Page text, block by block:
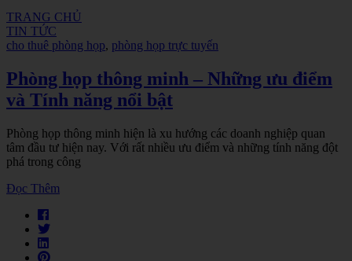
TRANG CHỦ
TIN TỨC
cho thuê phòng họp, phòng họp trực tuyến
Phòng họp thông minh – Những ưu điểm
và Tính năng nổi bật
Phòng họp thông minh hiện là xu hướng các doanh nghiệp quan
tâm đầu tư hiện nay. Với rất nhiều ưu điểm và những tính năng đột
phá trong công
Đọc Thêm